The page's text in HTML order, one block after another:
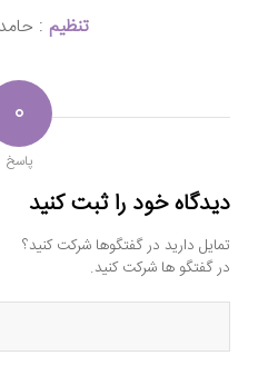
تنظیم :
۰
پاسخ
دیدگاه خود را ثبت کنید
تمایل دارید در گفتگوها شرکت کنید؟
در گفتگو ها شرکت کنید.